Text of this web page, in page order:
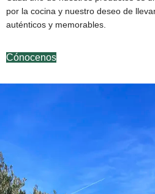
por la cocina y nuestro deseo de
auténticos y memorables.
Cónocenos